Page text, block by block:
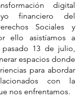
digital
financiero del
Sociales y
ello asistíamos a
13 de julio,
espacios donde
para abordar
con la
nos enfrentamos.